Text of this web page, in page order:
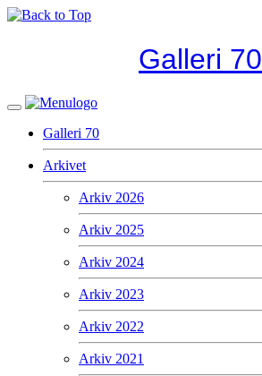
Galleri 70
Galleri 70
Arkivet
Arkiv 2026
Arkiv 2025
Arkiv 2024
Arkiv 2023
Arkiv 2022
Arkiv 2021